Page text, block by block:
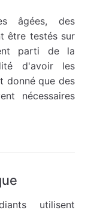
âgées, des
être testés sur
parti de la
d'avoir les
donné que des
nécessaires
utilisent